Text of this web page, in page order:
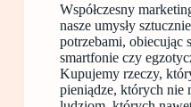
Współczesny
nasze umysły
potrzebami, obiecując
smartfonie czy
Kupujemy rzeczy,
pieniądze, których nie